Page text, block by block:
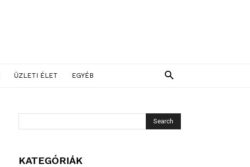
ÜZLETI ÉLET EGYÉB
KATEGÓRIÁK